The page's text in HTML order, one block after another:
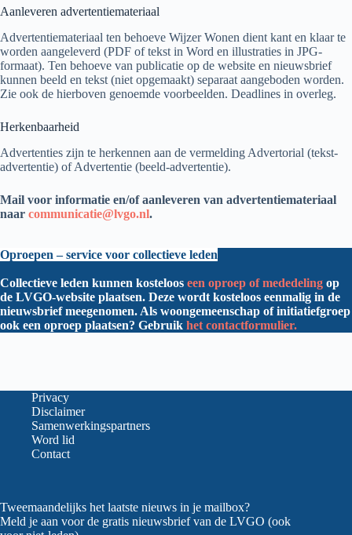
Aanleveren advertentiemateriaal
Advertentiemateriaal ten behoeve Wijzer Wonen dient kant en klaar te
worden aangeleverd (PDF of tekst in Word en illustraties in JPG-
formaat). Ten behoeve van publicatie op de website en nieuwsbrief
kunnen beeld en tekst (niet opgemaakt) separaat aangeboden worden.
Zie ook de hierboven genoemde voorbeelden. Deadlines in overleg.
Herkenbaarheid
Advertenties zijn te herkennen aan de vermelding Advertorial (tekst-
advertentie) of Advertentie (beeld-advertentie).
Mail voor informatie en/of aanleveren van advertentiemateriaal
naar communicatie@lvgo.nl.
Oproepen – service voor collectieve leden
Collectieve leden kunnen kosteloos een oproep of mededeling op
de LVGO-website plaatsen. Deze wordt kosteloos eenmalig in de
nieuwsbrief meegenomen. Als woongemeenschap of initiatiefgroep
ook een oproep plaatsen? Gebruik het contactformulier.
Privacy
Disclaimer
Samenwerkingspartners
Word lid
Contact
Tweemaandelijks het laatste nieuws in je mailbox?
Meld je aan voor de gratis nieuwsbrief van de LVGO (ook